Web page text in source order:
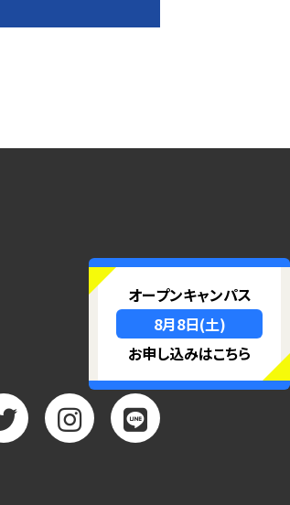
オープンキャンパス
8月8日(土)
お申し込みはこちら